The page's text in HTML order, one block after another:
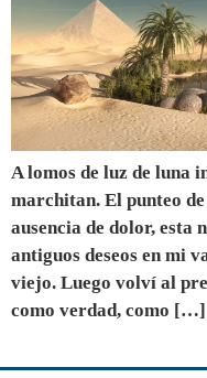
A lomos de luz de luna
marchitan. El punteo
ausencia de dolor, esta
antiguos deseos en mi
viejo. Luego volví al
como verdad, como […]